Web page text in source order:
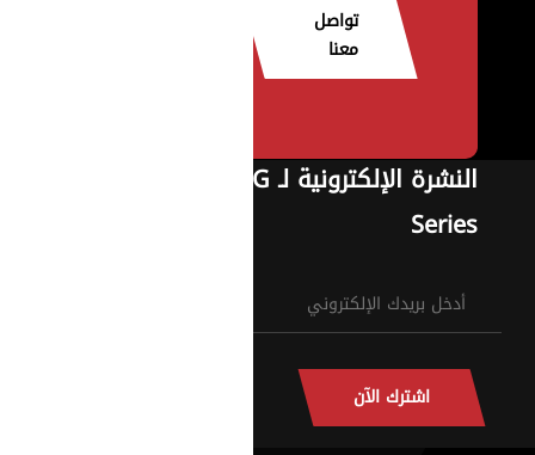
تواصل
معنا
النشرة الإلكترونية لـ G
Series
اشترك الآن